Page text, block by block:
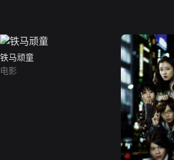
铁马顽童
电影